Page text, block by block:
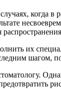
когда в
их
шагом,